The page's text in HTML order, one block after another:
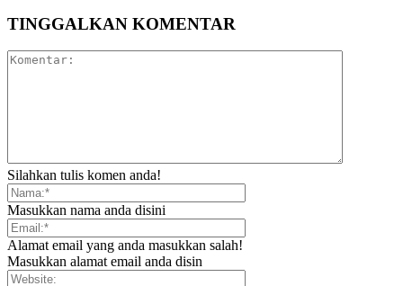
TINGGALKAN KOMENTAR
Silahkan tulis komen anda!
Masukkan nama anda disini
Alamat email yang anda masukkan salah!
Masukkan alamat email anda disin